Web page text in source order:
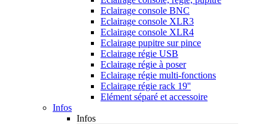
Eclairage console BNC
Eclairage console XLR3
Eclairage console XLR4
Eclairage pupitre sur pince
Eclairage régie USB
Eclairage régie à poser
Eclairage régie multi-fonctions
Eclairage régie rack 19''
Elément séparé et accessoire
Infos
Infos